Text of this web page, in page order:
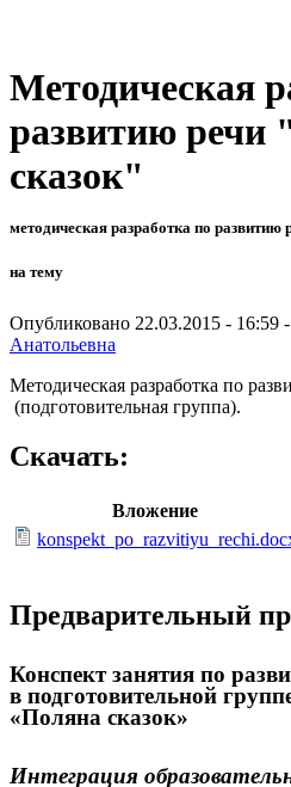
Методическая
развитию речи
сказок"
методическая разработка по развитию
на тему
Опубликовано 22.03.2015 - 16:59 -
Анатольевна
Методическая разработка по
(подготовительная группа).
Скачать:
Вложение
Предварительный
Конспект занятия по
в подготовительной
«Поляна сказок»
Интеграция